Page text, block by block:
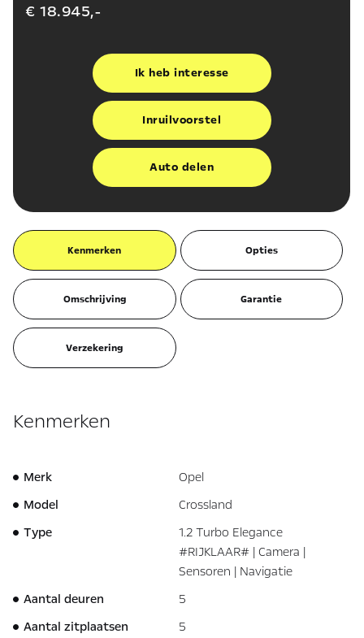
€ 18.945,-
Ik heb interesse
Inruilvoorstel
Auto delen
Kenmerken Opties
Omschrijving Garantie
Verzekering
Kenmerken
Merk
Opel
Model
Crossland
Type
1.2 Turbo Elegance
#RIJKLAAR# | Camera |
Sensoren | Navigatie
Aantal deuren
5
Aantal zitplaatsen
5